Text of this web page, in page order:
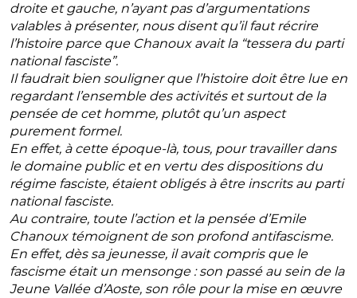
droite et gauche, n’ayant pas d’argumentations
valables à présenter, nous disent qu’il faut récrire
l’histoire parce que Chanoux avait la “tessera du parti
national fasciste”.
Il faudrait bien souligner que l’histoire doit être lue en
regardant l’ensemble des activités et surtout de la
pensée de cet homme, plutôt qu’un aspect
purement formel.
En effet, à cette époque-là, tous, pour travailler dans
le domaine public et en vertu des dispositions du
régime fasciste, étaient obligés à être inscrits au parti
national fasciste.
Au contraire, toute l’action et la pensée d’Emile
Chanoux témoignent de son profond antifascisme.
En effet, dès sa jeunesse, il avait compris que le
fascisme était un mensonge : son passé au sein de la
Jeune Vallée d’Aoste, son rôle pour la mise en œuvre